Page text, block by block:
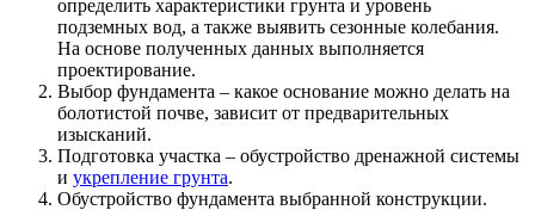
определить характеристики грунта и уровень
подземных вод, а также выявить сезонные колебания.
На основе полученных данных выполняется
проектирование.
Выбор фундамента – какое основание можно делать на
болотистой почве, зависит от предварительных
изысканий.
Подготовка участка – обустройство дренажной системы
и укрепление грунта.
Обустройство фундамента выбранной конструкции.